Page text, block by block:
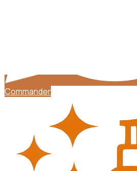
Commander